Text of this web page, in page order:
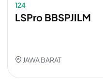
124
LSPro BBSPJILM
JAWA BARAT